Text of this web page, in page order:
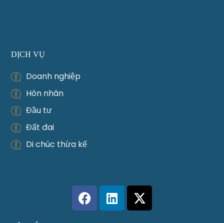
DỊCH VỤ
Doanh nghiệp
Hôn nhân
Đầu tư
Đất đai
Di chúc thừa kế